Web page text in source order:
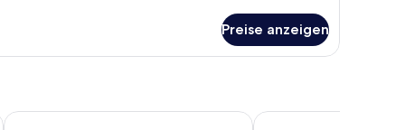
Preise anzeigen
Sunday Beach Hotel LaVista Boutique